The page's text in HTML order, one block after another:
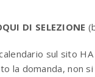
DI SELEZIONE
sul sito HA
la domanda, non